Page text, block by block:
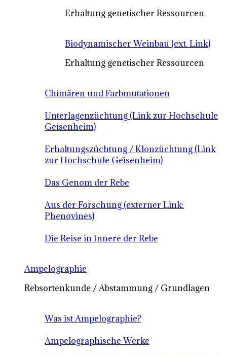
Erhaltung genetischer Ressourcen
Biodynamischer Weinbau (ext. Link)
Erhaltung genetischer Ressourcen
Chimären und Farbmutationen
Unterlagenzüchtung (Link zur Hochschule
Geisenheim)
Erhaltungszüchtung / Klonzüchtung (Link
zur Hochschule Geisenheim)
Das Genom der Rebe
Aus der Forschung (externer Link:
Phenovines)
Die Reise in Innere der Rebe
Ampelographie
Rebsortenkunde / Abstammung / Grundlagen
Was ist Ampelographie?
Ampelographische Werke